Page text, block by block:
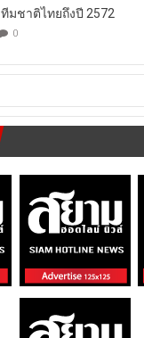
ทีมชาติไทยถึงปี 2572
0